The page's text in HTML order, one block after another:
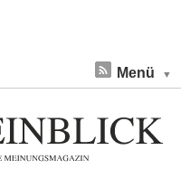
Menü